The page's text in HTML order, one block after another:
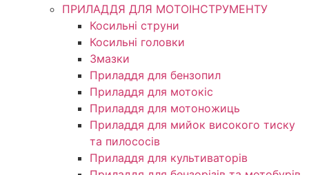
ПРИЛАДДЯ ДЛЯ МОТОІНСТРУМЕНТУ
Косильні струни
Косильні головки
Змазки
Приладдя для бензопил
Приладдя для мотокіс
Приладдя для мотоножиць
Приладдя для мийок високого тиску
та пилососів
Приладдя для культиваторів